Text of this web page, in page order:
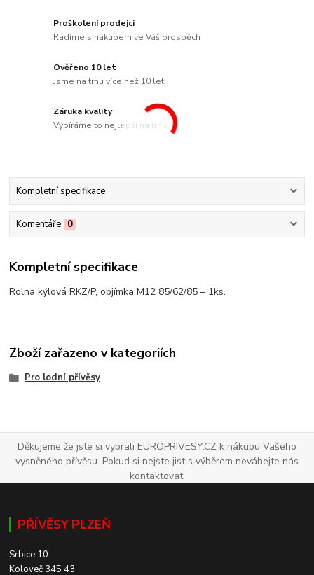
Proškolení prodejci
Radíme s nákupem ve Váš prospěch
Ověřeno 10 let
Jsme na trhu více než 10 let
Záruka kvality
Vybíráme to nejlepší na trhu
Kompletní specifikace
Komentáře 0
Kompletní specifikace
Rolna kýlová RKZ/P, objímka M12 85/62/85 – 1ks.
Zboží zařazeno v kategoriích
Pro lodní přívěsy
Děkujeme že jste si vybrali EUROPRIVESY.CZ k nákupu Vašeho
vysněného přívěsu. Pokud si nejste jist s výběrem neváhejte nás
kontaktovat.
PŘÍVĚSY PLZEŇ
Srbice 10
Koloveč 345 43